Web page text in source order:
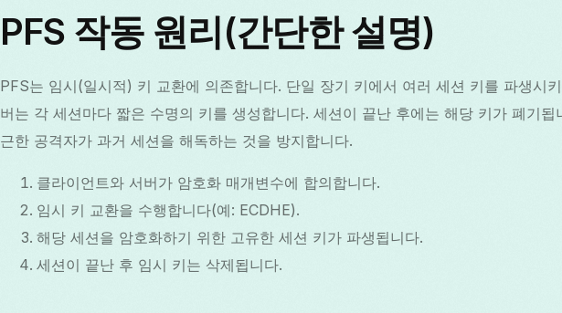
PFS 작동 원리(간단한 설명)
PFS는 임시(일시적) 키 교환에 의존합니다. 단일 장기 키에서 여러 세션 키를 파생시
버는 각 세션마다 짧은 수명의 키를 생성합니다. 세션이 끝난 후에는 해당 키가 폐기됩
근한 공격자가 과거 세션을 해독하는 것을 방지합니다.
클라이언트와 서버가 암호화 매개변수에 합의합니다.
임시 키 교환을 수행합니다(예: ECDHE).
해당 세션을 암호화하기 위한 고유한 세션 키가 파생됩니다.
세션이 끝난 후 임시 키는 삭제됩니다.